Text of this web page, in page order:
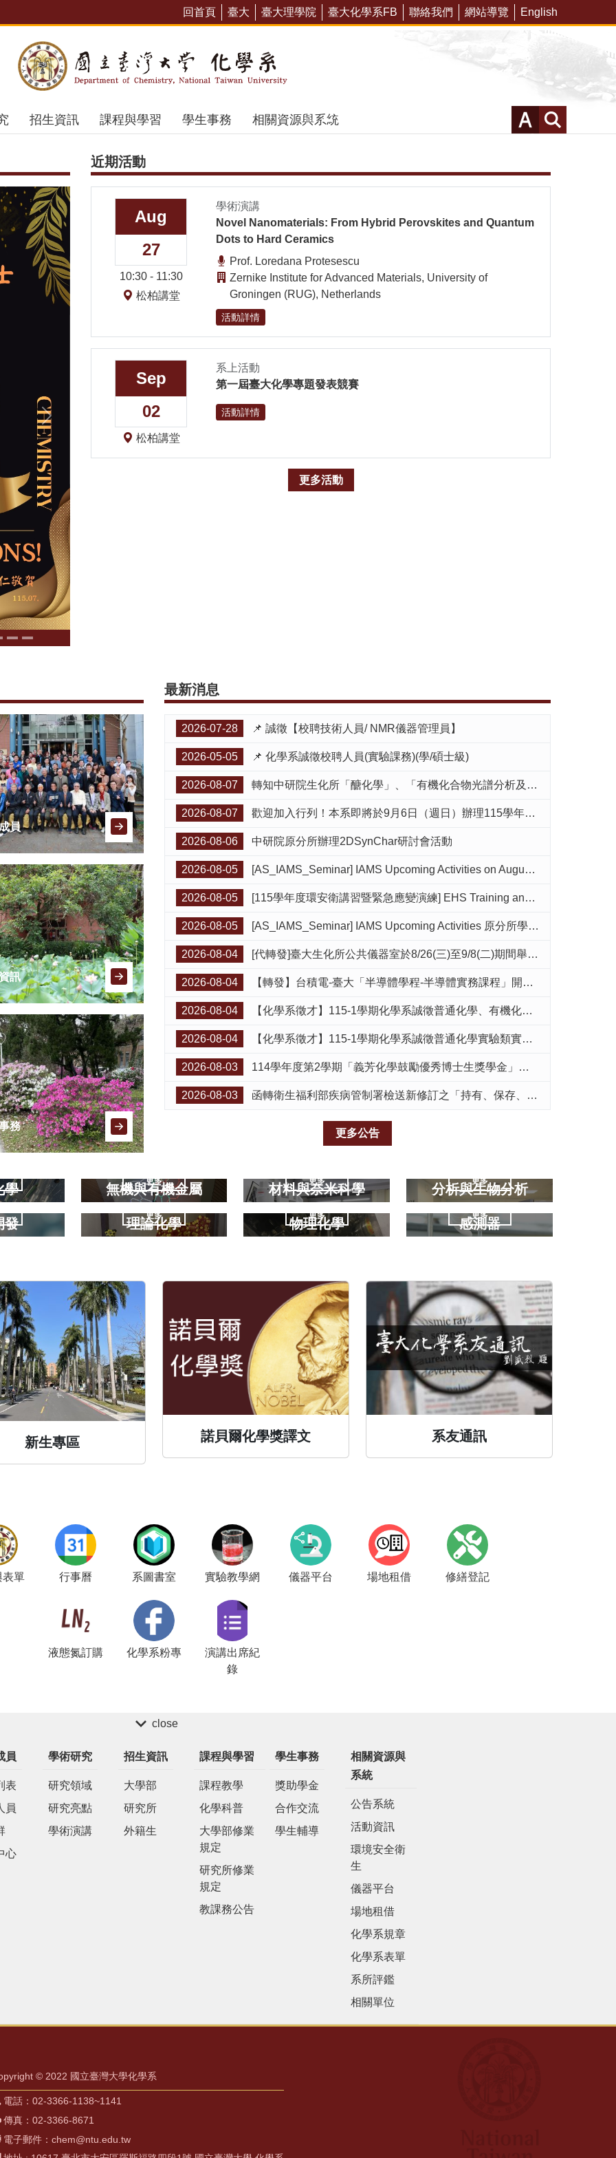
回首頁 臺大 臺大理學院 臺大化學系FB 聯絡我們 網站導覽 English
招生資訊 課程與學習 學生事務 相關資源與系統
碩士班招生考試計分比例調整預告
相關連結
近期活動
Aug
27
10:30 - 11:30
松柏講堂
學術演講
Novel Nanomaterials: From Hybrid Perovskites and Quantum
Dots to Hard Ceramics
Prof. Loredana Protesescu
Zernike Institute for Advanced Materials, University of
Groningen (RUG), Netherlands
活動詳情
Sep
02
松柏講堂
系上活動
第一屆臺大化學專題發表競賽
活動詳情
更多活動
員
訊
務
最新消息
2026-07-28 📌 誠徵【校聘技術人員/ NMR儀器管理員】
2026-05-05 📌 化學系誠徵校聘人員(實驗課務)(學/碩士級)
2026-08-07 轉知中研院生化所「醣化學」、「有機化合物光譜分析及數據整合」開課訊息，歡迎有興趣的同學選修
2026-08-07 歡迎加入行列！本系即將於9月6日（週日）辦理115學年度新生家長日，歡迎家長可上網登記報名
2026-08-06 中研院原分所辦理2DSynChar研討會活動
2026-08-05 [AS_IAMS_Seminar] IAMS Upcoming Activities on August 13th (Prof. Ying-Chih Chiang)原分所8月13日學術演講活動
2026-08-05 [115學年度環安衛講習暨緊急應變演練] EHS Training and emergency evacuation drill at 14:00 on September 10(Thu.)
2026-08-05 [AS_IAMS_Seminar] IAMS Upcoming Activities 原分所學術演講活動
2026-08-04 [代轉發]臺大生化所公共儀器室於8/26(三)至9/8(二)期間舉辦多場儀器教育訓練課程，有興趣者請逕予報名參加。
2026-08-04 【轉發】台積電-臺大「半導體學程-半導體實務課程」開放報名中!
2026-08-04 【化學系徵才】115-1學期化學系誠徵普通化學、有機化學、分析化學、物理化學課務類兼任教學助理數名，意者請於2026/08/14(五)下班前填妥附件申請表並繳交至系辦尤靜嫺(3366-1139)。
2026-08-04 【化學系徵才】115-1學期化學系誠徵普通化學實驗類實驗類兼任教學助理數名，意者請於2026/08/14前備妥附件申請表並繳交至系辦尤靜嫺(3366-1139)。
2026-08-03 114學年度第2學期「義芳化學鼓勵優秀博士生獎學金」獲獎者為博三升博四范育勳同學（江建文老師指導）
2026-08-03 函轉衛生福利部疾病管制署檢送新修訂之「持有、保存、使用或處分感染性生物材料管理規定」，請貴單位依循辦理，請查照。
更多公告
學 無機與有機金屬
更多
材料與奈米科學
更多
分析與生物分析
更多
發 理論化學
更多
物理化學
更多
感測器
更多
新生專區 諾貝爾化學獎譯文 系友通訊
表單 行事曆 系圖書室 實驗教學網 儀器平台 場地租借 修繕登記
液態氮訂購 化學系粉專
演講出席紀
錄
close
員
表
員
心
學術研究
研究領域
研究亮點
學術演講
招生資訊
大學部
研究所
外籍生
課程與學習
課程教學
化學科普
大學部修業
規定
研究所修業
規定
教課務公告
學生事務
獎助學金
合作交流
學生輔導
相關資源與
系統
公告系統
活動資訊
環境安全衛
生
儀器平台
場地租借
化學系規章
化學系表單
系所評鑑
相關單位
© 2022 國立臺灣大學化學系
電話：02-3366-1138~1141
傳真：02-3366-8671
電子郵件：chem@ntu.edu.tw